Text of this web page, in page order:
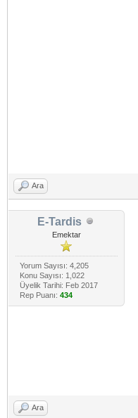
Ara
E-Tardis
Emektar
Yorum Sayısı: 4,205
Konu Sayısı: 1,022
Üyelik Tarihi: Feb 2017
Rep Puanı: 434
Ara